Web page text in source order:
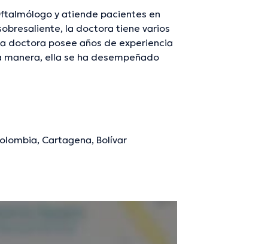
y atiende pacientes en
la doctora tiene varios
doctora posee años de experiencia
manera, ella se ha desempeñado
Cartagena, Bolívar